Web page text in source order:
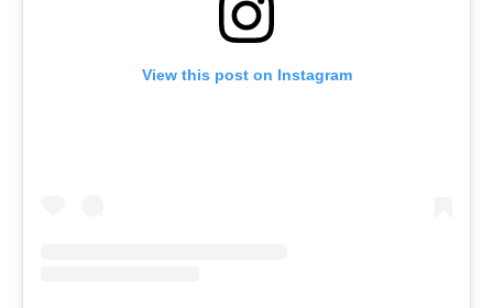
View this post on Instagram